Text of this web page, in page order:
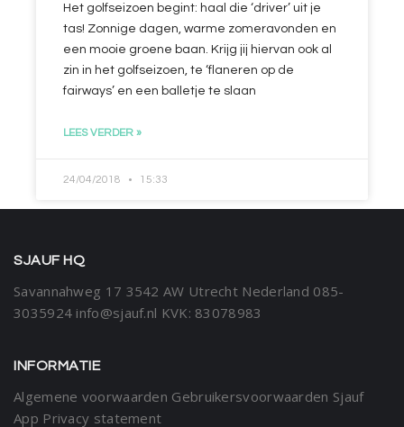
Het golfseizoen begint: haal die ‘driver’ uit je
tas! Zonnige dagen, warme zomeravonden en
een mooie groene baan. Krijg jij hiervan ook al
zin in het golfseizoen, te ‘flaneren op de
fairways’ en een balletje te slaan
LEES VERDER »
24/04/2018 15:33
SJAUF HQ
Savannahweg 17 3542 AW Utrecht Nederland 085-
3035924 info@sjauf.nl KVK: 83078983
INFORMATIE
Algemene voorwaarden Gebruikersvoorwaarden Sjauf
App Privacy statement